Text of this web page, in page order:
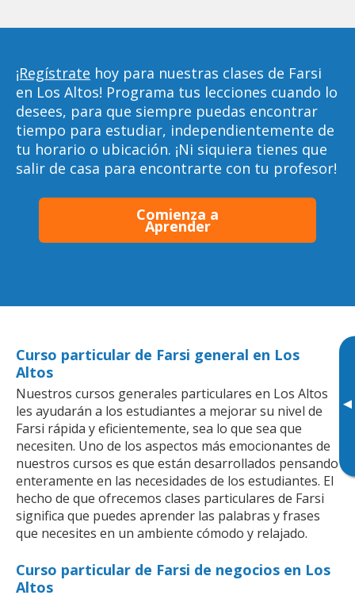
▸
¡Regístrate hoy para nuestras clases de Farsi
en Los Altos! Programa tus lecciones cuando lo
desees, para que siempre puedas encontrar
tiempo para estudiar, independientemente de
tu horario o ubicación. ¡Ni siquiera tienes que
salir de casa para encontrarte con tu profesor!
Comienza a
Aprender
Curso particular de Farsi general en Los
Altos
Nuestros cursos generales particulares en Los Altos
les ayudarán a los estudiantes a mejorar su nivel de
Farsi rápida y eficientemente, sea lo que sea que
necesiten. Uno de los aspectos más emocionantes de
nuestros cursos es que están desarrollados pensando
enteramente en las necesidades de los estudiantes. El
hecho de que ofrecemos clases particulares de Farsi
significa que puedes aprender las palabras y frases
que necesites en un ambiente cómodo y relajado.
Curso particular de Farsi de negocios en Los
Altos